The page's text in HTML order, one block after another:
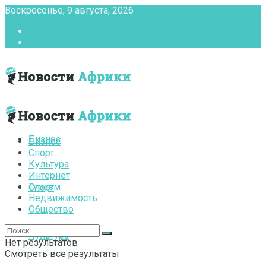
Воскресенье, 9 августа, 2026
Бизнес
Спорт
Культура
Бизнес
Спорт
Культура
Интернет
Туризм
Недвижимость
Общество
Нет результатов
Смотреть все результаты